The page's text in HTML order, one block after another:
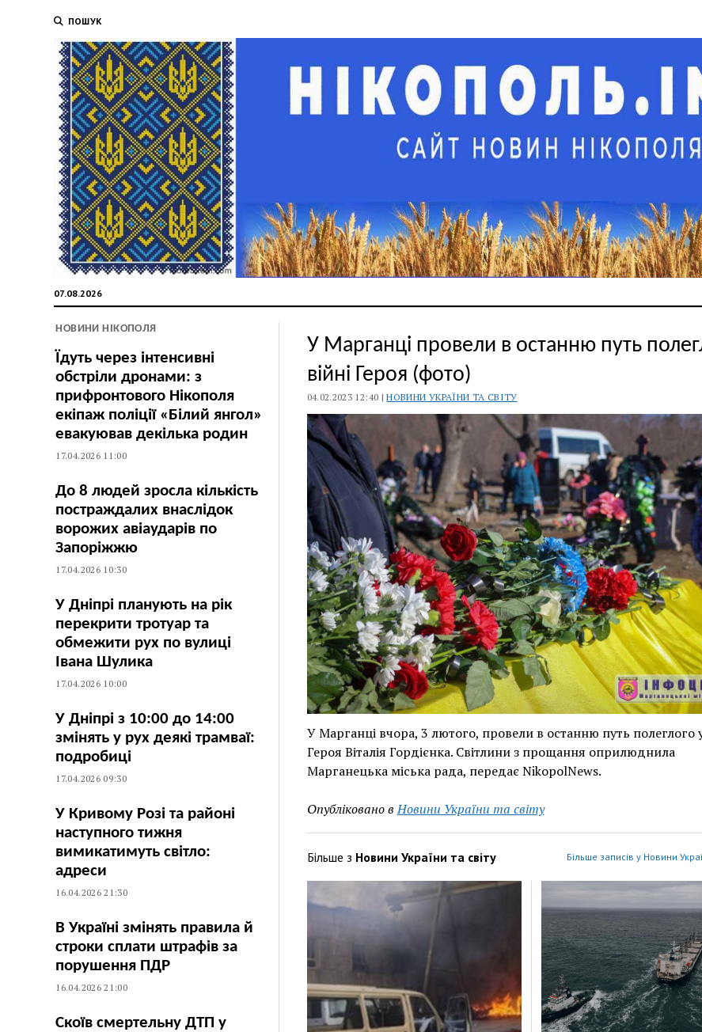
ПОШУК
07.08.2026
НОВИНИ НІКОПОЛЯ
Їдуть через інтенсивні
обстріли дронами: з
прифронтового Нікополя
екіпаж поліції «Білий янгол»
евакуював декілька родин
17.04.2026 11:00
До 8 людей зросла кількість
постраждалих внаслідок
ворожих авіаударів по
Запоріжжю
17.04.2026 10:30
У Дніпрі планують на рік
перекрити тротуар та
обмежити рух по вулиці
Івана Шулика
17.04.2026 10:00
У Дніпрі з 10:00 до 14:00
змінять у рух деякі трамваї:
подробиці
17.04.2026 09:30
У Кривому Розі та районі
наступного тижня
вимикатимуть світло:
адреси
16.04.2026 21:30
В Україні змінять правила й
строки сплати штрафів за
порушення ПДР
16.04.2026 21:00
Скоїв смертельну ДТП у
У Марганці провели в останню путь
війні Героя (фото)
04.02.2023 12:40 |НОВИНИ УКРАЇНИ ТА СВІТУ
У Марганці вчора, 3 лютого, провели в останню путь полеглого у
Героя Віталія Гордієнка. Світлини з прощання оприлюднила
Марганецька міська рада, передає NikopolNews.
Опубліковано в Новини України та світу
Більше з Новини України та світу Більше записів у Новини